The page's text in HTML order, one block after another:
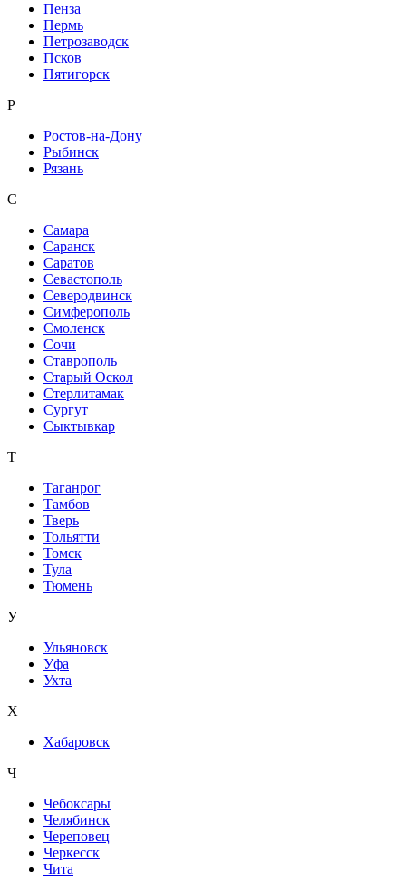
Пенза
Пермь
Петрозаводск
Псков
Пятигорск
Р
Ростов-на-Дону
Рыбинск
Рязань
С
Самара
Саранск
Саратов
Севастополь
Северодвинск
Симферополь
Смоленск
Сочи
Ставрополь
Старый Оскол
Стерлитамак
Сургут
Сыктывкар
Т
Таганрог
Тамбов
Тверь
Тольятти
Томск
Тула
Тюмень
У
Ульяновск
Уфа
Ухта
Х
Хабаровск
Ч
Чебоксары
Челябинск
Череповец
Черкесск
Чита